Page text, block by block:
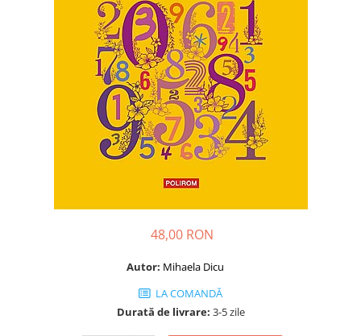
Dezvoltare personală
Seria Chico Xavier
48,00 RON
Autor: Mihaela Dicu
LA COMANDĂ
Durată de livrare: 3-5 zile